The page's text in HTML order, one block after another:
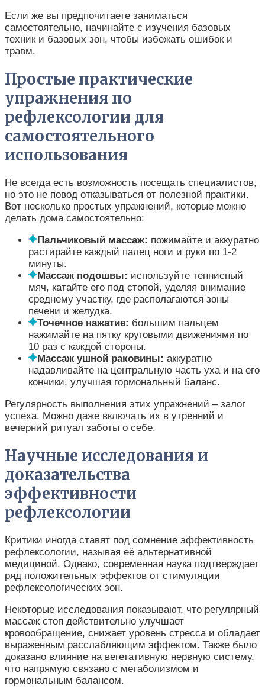
Если же вы предпочитаете заниматься
самостоятельно, начинайте с изучения базовых
техник и базовых зон, чтобы избежать ошибок и
травм.
Простые практические
упражнения по
рефлексологии для
самостоятельного
использования
Не всегда есть возможность посещать специалистов,
но это не повод отказываться от полезной практики.
Вот несколько простых упражнений, которые можно
делать дома самостоятельно:
Пальчиковый массаж: пожимайте и аккуратно
растирайте каждый палец ноги и руки по 1-2
минуты.
Массаж подошвы: используйте теннисный
мяч, катайте его под стопой, уделяя внимание
среднему участку, где располагаются зоны
печени и желудка.
Точечное нажатие: большим пальцем
нажимайте на пятку круговыми движениями по
10 раз с каждой стороны.
Массаж ушной раковины: аккуратно
надавливайте на центральную часть уха и на его
кончики, улучшая гормональный баланс.
Регулярность выполнения этих упражнений – залог
успеха. Можно даже включать их в утренний и
вечерний ритуал заботы о себе.
Научные исследования и
доказательства
эффективности
рефлексологии
Критики иногда ставят под сомнение эффективность
рефлексологии, называя её альтернативной
медициной. Однако, современная наука подтверждает
ряд положительных эффектов от стимуляции
рефлексологических зон.
Некоторые исследования показывают, что регулярный
массаж стоп действительно улучшает
кровообращение, снижает уровень стресса и обладает
выраженным расслабляющим эффектом. Также было
доказано влияние на вегетативную нервную систему,
что напрямую связано с метаболизмом и
гормональным балансом.